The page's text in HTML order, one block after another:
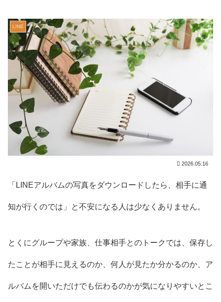
LINE
2026.05.16
「LINEアルバムの写真をダウンロードしたら、相手に通
知が行くのでは」と不安になる人は少なくありません。
とくにグループや家族、仕事相手とのトークでは、保存し
たことが相手に見えるのか、何人が見たか分かるのか、ア
ルバムを開いただけでも伝わるのかが気になりやすいとこ